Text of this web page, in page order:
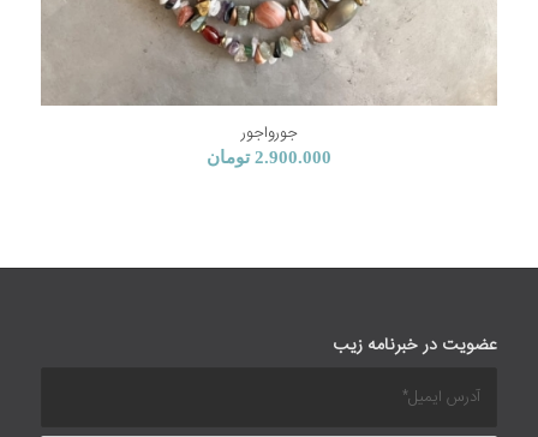
جورواجور
2.900.000 تومان
عضویت در خبرنامه زیب